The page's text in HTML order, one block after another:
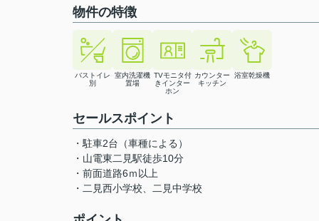
物件の特徴
バストイレ
別
室内洗濯機
置場
TVモニタ付
きインター
ホン
カウンター
キッチン
浴室乾燥機
セールスポイント
・駐車2台（車種による）
・山電東二見駅徒歩10分
・前面道路6ｍ以上
・二見西小学校、二見中学校